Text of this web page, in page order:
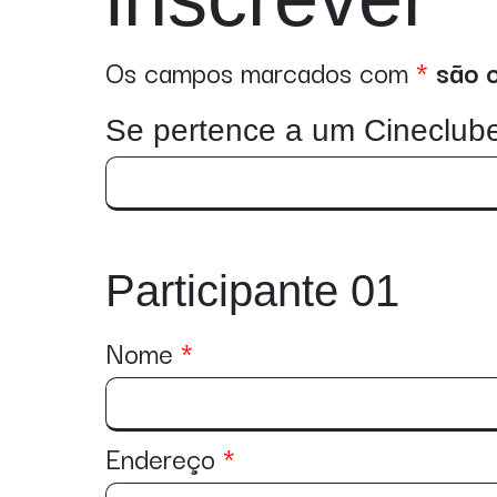
Os campos marcados com * são
Se pertence a um
Participante 01
Nome
Endereço